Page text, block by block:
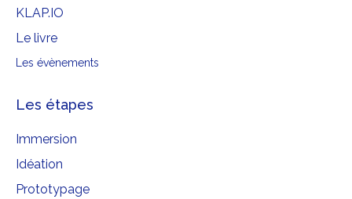
KLAP.IO
Le livre
Les évènements
Les étapes
Immersion
Idéation
Prototypage